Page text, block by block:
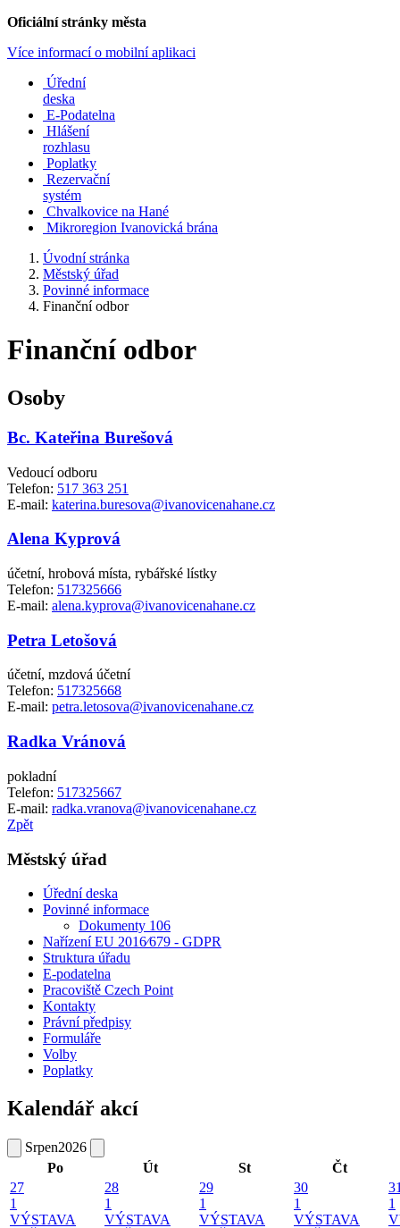
Oficiální stránky města
Více informací o mobilní aplikaci
Úřední
deska
E-Podatelna
Hlášení
rozhlasu
Poplatky
Rezervační
systém
Chvalkovice na Hané
Mikroregion Ivanovická brána
Úvodní stránka
Městský úřad
Povinné informace
Finanční odbor
Finanční odbor
Osoby
Bc. Kateřina Burešová
Vedoucí odboru
Telefon: 517 363 251
E-mail: katerina.buresova@ivanovicenahane.cz
Alena Kyprová
účetní, hrobová místa, rybářské lístky
Telefon: 517325666
E-mail: alena.kyprova@ivanovicenahane.cz
Petra Letošová
účetní, mzdová účetní
Telefon: 517325668
E-mail: petra.letosova@ivanovicenahane.cz
Radka Vránová
pokladní
Telefon: 517325667
E-mail: radka.vranova@ivanovicenahane.cz
Zpět
Městský úřad
Úřední deska
Povinné informace
Dokumenty 106
Nařízení EU 2016⁄679 - GDPR
Struktura úřadu
E-podatelna
Pracoviště Czech Point
Kontakty
Právní předpisy
Formuláře
Volby
Poplatky
Kalendář akcí
Srpen2026
Po
Út St
Čt
27
1
VÝSTAVA
28
1
VÝSTAVA
29
1
VÝSTAVA
30
1
VÝSTAVA
1